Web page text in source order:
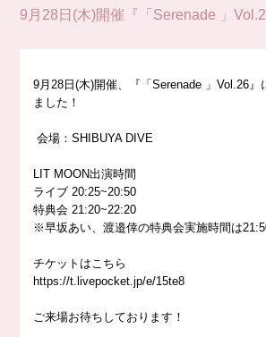
9月28日(木)開催『「Serenade 」
9月28日(木)開催、『「Serenade 」Vol.26』
ました！
会場：SHIBUYA DIVE
LIT MOON出演時間
ライブ 20:25~20:50
特典会 21:20~22:20
※早坂あい、渡邉倖の特典会実施時間は
チケットはこちら
https://t.livepocket.jp/e/15te8
ご来場お待ちしております！